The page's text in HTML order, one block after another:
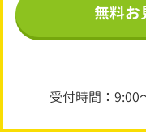
無料お
受付時間：9:00